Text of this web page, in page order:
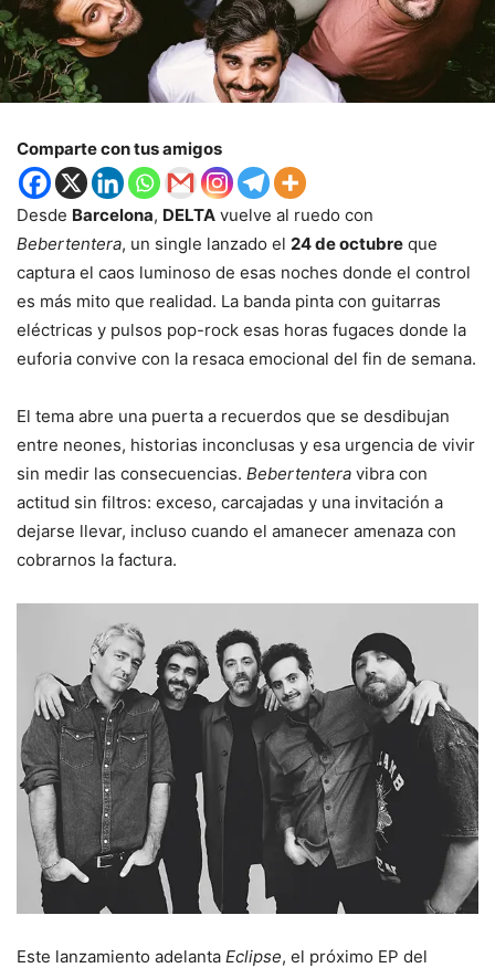
Comparte con tus amigos
Desde Barcelona, DELTA vuelve al ruedo con
Bebertentera, un single lanzado el 24 de octubre que
captura el caos luminoso de esas noches donde el control
es más mito que realidad. La banda pinta con guitarras
eléctricas y pulsos pop-rock esas horas fugaces donde la
euforia convive con la resaca emocional del fin de semana.
El tema abre una puerta a recuerdos que se desdibujan
entre neones, historias inconclusas y esa urgencia de vivir
sin medir las consecuencias. Bebertentera vibra con
actitud sin filtros: exceso, carcajadas y una invitación a
dejarse llevar, incluso cuando el amanecer amenaza con
cobrarnos la factura.
Este lanzamiento adelanta Eclipse, el próximo EP del